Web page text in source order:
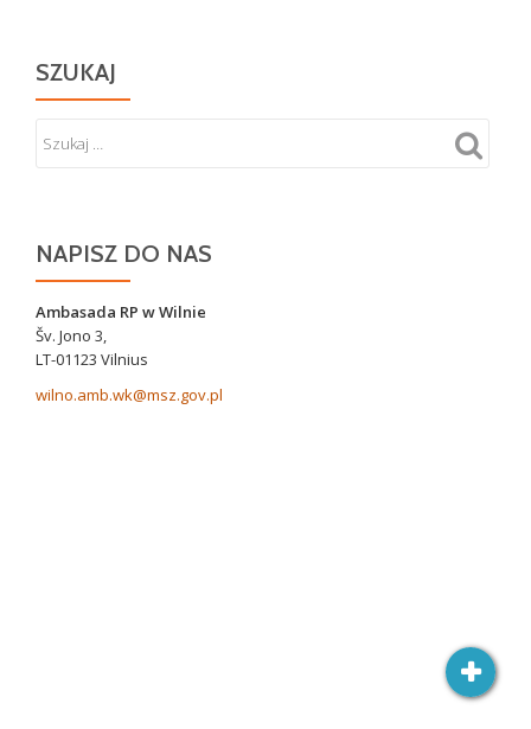
SZUKAJ
NAPISZ DO NAS
Ambasada RP w Wilnie
Šv. Jono 3,
LT-01123 Vilnius
wilno.amb.wk@msz.gov.pl